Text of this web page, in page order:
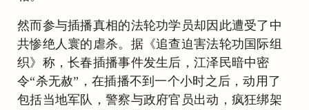
然而参与插播真相的法轮功学员却因此遭受了中
共惨绝人寰的虐杀。据《追查迫害法轮功国际组
织》称，长春插播事件发生后，江泽民暗中密
令“杀无赦”，在插播不到一个小时之后，动用了
包括当地军队，警察与政府官员出动，疯狂绑架